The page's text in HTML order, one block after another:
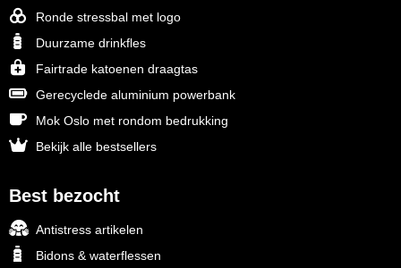
Ronde stressbal met logo
Duurzame drinkfles
Fairtrade katoenen draagtas
Gerecyclede aluminium powerbank
Mok Oslo met rondom bedrukking
Bekijk alle bestsellers
Best bezocht
Antistress artikelen
Bidons & waterflessen